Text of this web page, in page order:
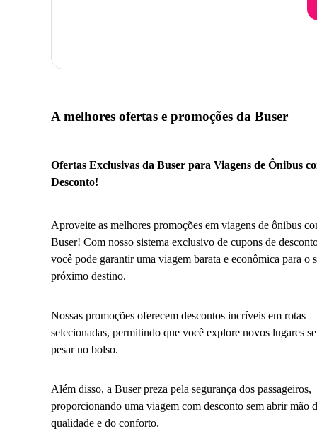
A melhores ofertas e promoções da Buser
Ofertas Exclusivas da Buser para Viagens de Ônibus
Desconto!
Aproveite as melhores promoções em viagens de ônibus
Buser! Com nosso sistema exclusivo de cupons de
você pode garantir uma viagem barata e econômica para o
próximo destino.
Nossas promoções oferecem descontos incríveis em rotas
selecionadas, permitindo que você explore novos lugares
pesar no bolso.
Além disso, a Buser preza pela segurança dos passageiros,
proporcionando uma viagem com desconto sem abrir mão
qualidade e do conforto.